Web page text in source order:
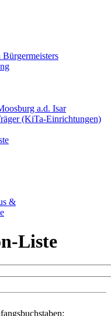
a.d. Isar
(KiTa-Einrichtungen)
&
Liste